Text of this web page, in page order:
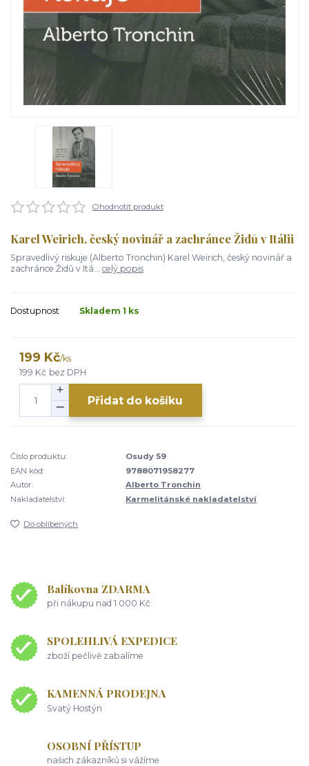
Ohodnotit produkt
Karel Weirich, český novinář a zachránce Židů v Itálii
Spravedlivý riskuje (Alberto Tronchin) Karel Weirich, český novinář a
zachránce Židů v Itá... celý popis
Dostupnost Skladem 1 ks
199 Kč/ks
199 Kč bez DPH
Přidat do košíku
Číslo produktu:
Osudy 59
EAN kód:
9788071958277
Autor:
Alberto Tronchin
Nakladatelství:
Karmelitánské nakladatelství
Do oblíbených
Balíkovna ZDARMA
při nákupu nad 1 000 Kč
SPOLEHLIVÁ EXPEDICE
zboží pečlivě zabalíme
KAMENNÁ PRODEJNA
Svatý Hostýn
OSOBNÍ PŘÍSTUP
našich zákazníků si vážíme